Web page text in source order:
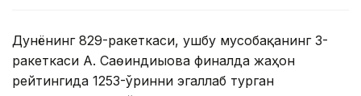
Дунёнинг 829-ракеткаси, ушбу мусобақанинг 3-
ракеткаси А. Саөиндиыова финалда жаҳон
рейтингида 1253-ўринни эгаллаб турган